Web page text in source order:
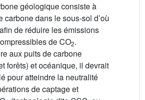
géologique consiste à
dans le sous-sol d’où
de réduire les émissions
de CO2.
aux puits de carbone
forêts) et océanique, il devrait
pour atteindre la neutralité
de captage et